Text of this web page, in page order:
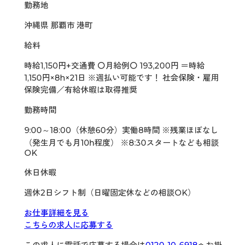
勤務地
沖縄県 那覇市 港町
給料
時給1,150円+交通費 〇月給例〇 193,200円 ＝時給
1,150円×8h×21日 ※週払い可能です！ 社会保険・雇用
保険完備／有給休暇は取得推奨
勤務時間
9:00～18:00（休憩60分）実働8時間 ※残業ほぼなし
（発生月でも月10h程度） ※8:30スタートなども相談
OK
休日休暇
週休2日シフト制（日曜固定休などの相談OK）
お仕事詳細を見る
こちらの求人に応募する